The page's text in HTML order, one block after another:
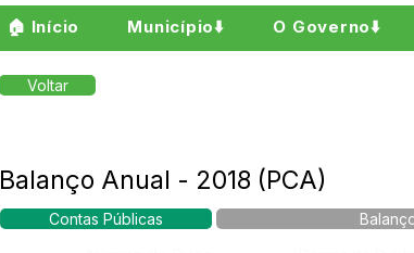
🏠 Início Município⬇️ O Governo⬇️
Voltar
Balanço Anual - 2018 (PCA)
Contas Públicas